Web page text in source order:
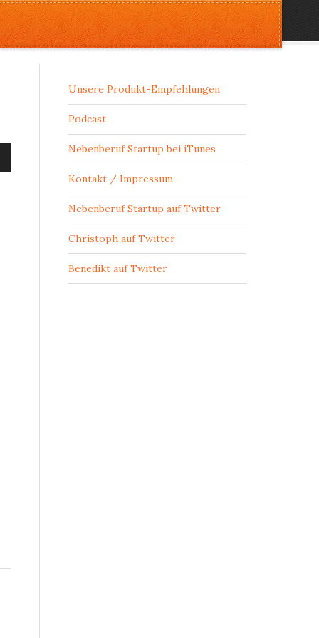
Unsere Produkt-Empfehlungen
Podcast
Nebenberuf Startup bei iTunes
Kontakt / Impressum
Nebenberuf Startup auf Twitter
Christoph auf Twitter
Benedikt auf Twitter